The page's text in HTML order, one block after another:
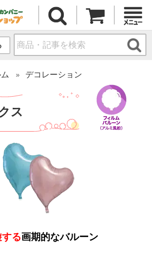
デコレーション
ス
る画期的なバルーン